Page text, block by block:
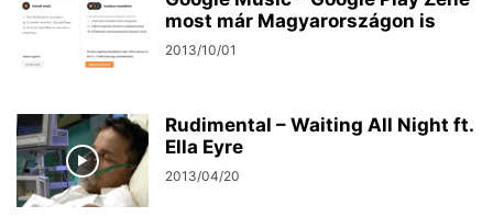
most már Magyarországon is
2013/10/01
Rudimental – Waiting All Night ft.
Ella Eyre
2013/04/20